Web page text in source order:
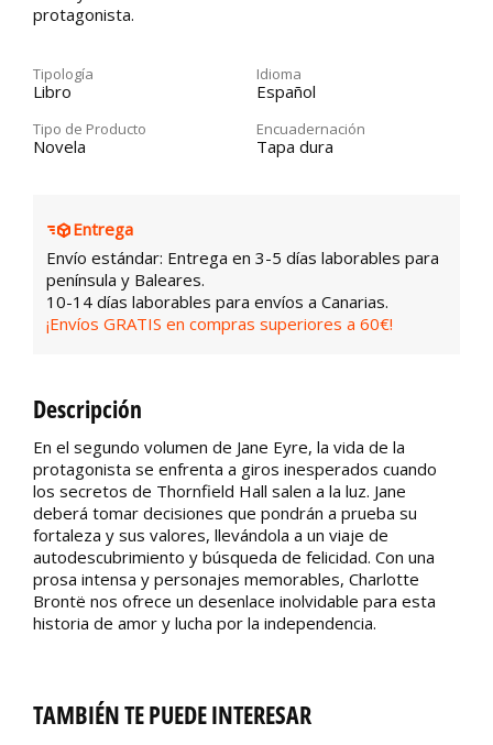
protagonista.
Tipología
Libro
Idioma
Español
Tipo de Producto
Novela
Encuadernación
Tapa dura
Entrega
Envío estándar: Entrega en 3-5 días laborables para
península y Baleares.
10-14 días laborables para envíos a Canarias.
¡Envíos GRATIS en compras superiores a 60€!
Descripción
En el segundo volumen de Jane Eyre, la vida de la
protagonista se enfrenta a giros inesperados cuando
los secretos de Thornfield Hall salen a la luz. Jane
deberá tomar decisiones que pondrán a prueba su
fortaleza y sus valores, llevándola a un viaje de
autodescubrimiento y búsqueda de felicidad. Con una
prosa intensa y personajes memorables, Charlotte
Brontë nos ofrece un desenlace inolvidable para esta
historia de amor y lucha por la independencia.
TAMBIÉN TE PUEDE INTERESAR